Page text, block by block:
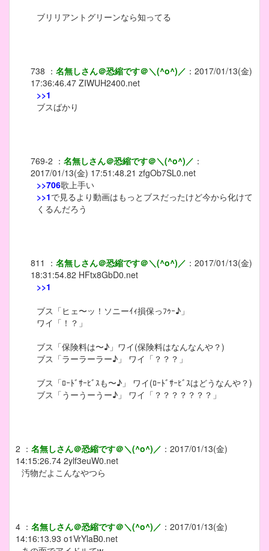
ブリリアントグリーンなら知ってる
738 ： 名無しさん＠恐縮です＠＼(^o^)／ ： 2017/01/13(金)
17:36:46.47 ZIWUH2400.net
>>1
ブスばかり
769-2 ： 名無しさん＠恐縮です＠＼(^o^)／ ：
2017/01/13(金) 17:51:48.21 zfgOb7SL0.net
>>706歌上手い
>>1で見るより動画はもっとブスだったけど今から化けて
くるんだろう
811 ： 名無しさん＠恐縮です＠＼(^o^)／ ： 2017/01/13(金)
18:31:54.82 HFtx8GbD0.net
>>1
ブス「ヒェ〜ッ！ソニーｲｨ損保っﾌｩｰ♪」
ワイ「！？」
ブス「保険料は〜♪」ワイ(保険料はなんなんや？)
ブス「ラーラーラー♪」 ワイ「？？？」
ブス「ﾛｰﾄﾞｻｰﾋﾞｽも〜♪」 ワイ(ﾛｰﾄﾞｻｰﾋﾞｽはどうなんや？)
ブス「うーうーうー♪」 ワイ「？？？？？？？」
2 ： 名無しさん＠恐縮です＠＼(^o^)／ ： 2017/01/13(金)
14:15:26.74 2ylf3euW0.net
汚物だよこんなやつら
4 ： 名無しさん＠恐縮です＠＼(^o^)／ ： 2017/01/13(金)
14:16:13.93 o1VrYlaB0.net